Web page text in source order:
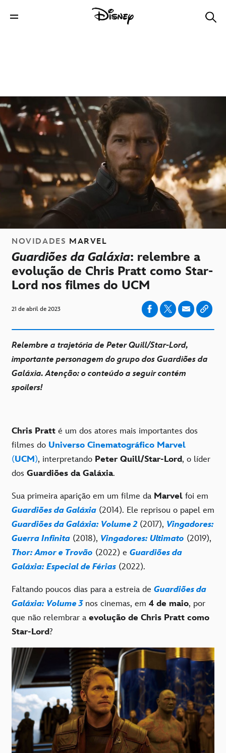
NOVIDADES MARVEL
Guardiões da Galáxia: relembre a
evolução de Chris Pratt como Star-
Lord nos filmes do UCM
21 de abril de 2023
Relembre a trajetória de Peter Quill/Star-Lord,
importante personagem do grupo dos Guardiões da
Galáxia. Atenção: o conteúdo a seguir contém
spoilers!
Chris Pratt é um dos atores mais importantes dos
filmes do Universo Cinematográfico Marvel
(UCM), interpretando Peter Quill/Star-Lord, o líder
dos Guardiões da Galáxia.
Sua primeira aparição em um filme da Marvel foi em
Guardiões da Galáxia (2014). Ele reprisou o papel em
Guardiões da Galáxia: Volume 2 (2017), Vingadores:
Guerra Infinita (2018), Vingadores: Ultimato (2019),
Thor: Amor e Trovão (2022) e Guardiões da
Galáxia: Especial de Férias (2022).
Faltando poucos dias para a estreia de Guardiões da
Galáxia: Volume 3nos cinemas, em 4 de maio, por
que não relembrar a evolução de Chris Pratt como
Star-Lord?